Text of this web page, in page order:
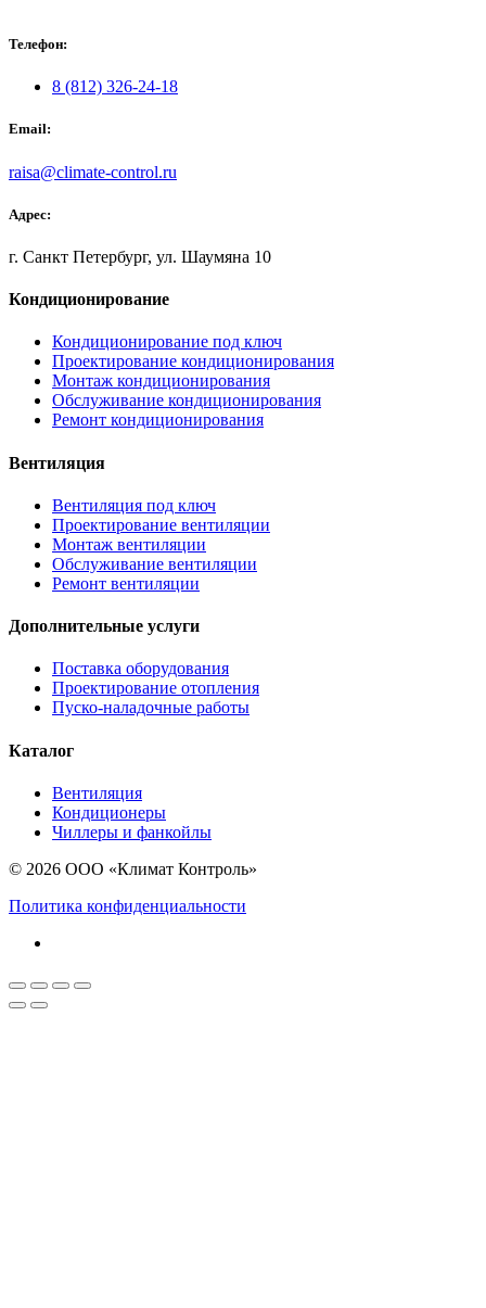
Телефон:
8 (812) 326-24-18
Email:
raisa@climate-control.ru
Адрес:
г. Санкт Петербург, ул. Шаумяна 10
Кондиционирование
Кондиционирование под ключ
Проектирование кондиционирования
Монтаж кондиционирования
Обслуживание кондиционирования
Ремонт кондиционирования
Вентиляция
Вентиляция под ключ
Проектирование вентиляции
Монтаж вентиляции
Обслуживание вентиляции
Ремонт вентиляции
Дополнительные услуги
Поставка оборудования
Проектирование отопления
Пуско-наладочные работы
Каталог
Вентиляция
Кондиционеры
Чиллеры и фанкойлы
© 2026 ООО «Климат Контроль»
Политика конфиденциальности